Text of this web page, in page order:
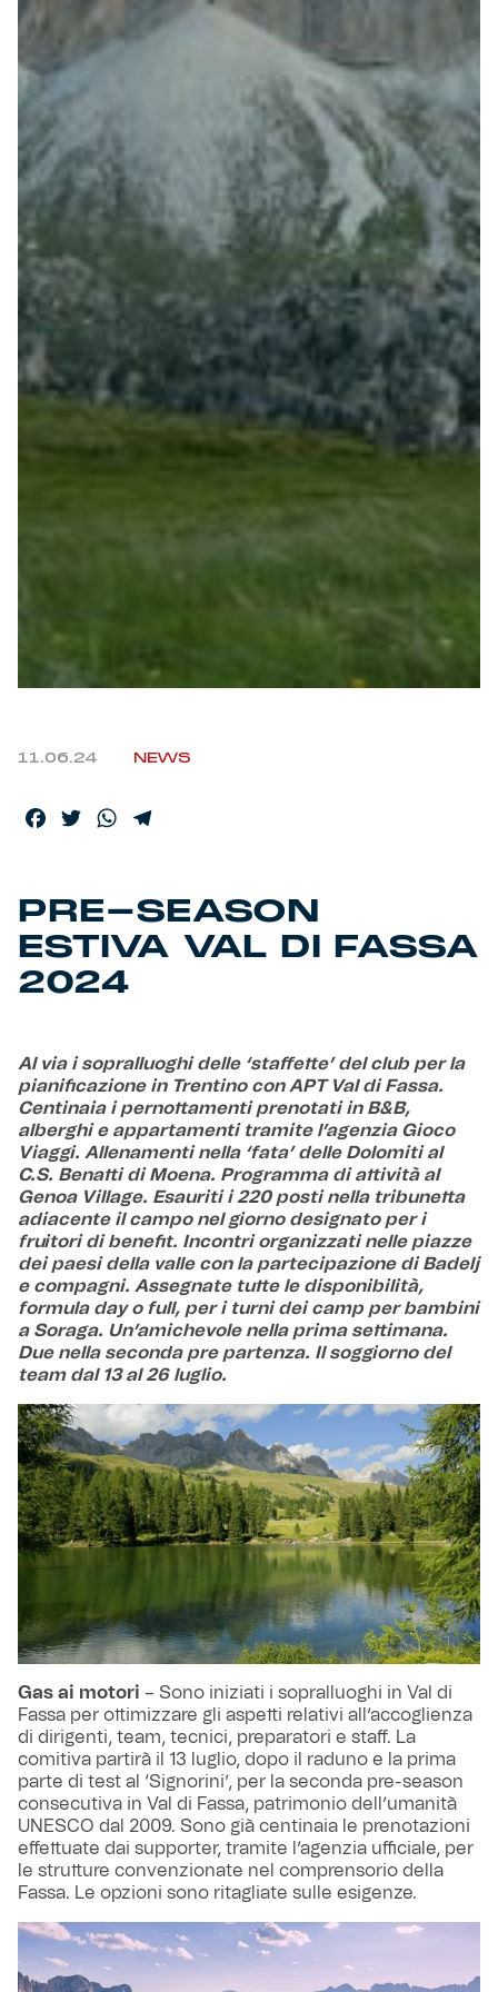
Robe di Kappa x Genoa
Vintage Collection
Red&Blue Voices
Kids
Accessori
Party
Gift Card Online Store
11.06.24 NEWS
Facebook
TwitterWhatsApp
PRE-SEASON
ESTIVA VAL DI FASSA
2024
Al via i sopralluoghi delle ‘staffette’ del club per la
pianificazione in Trentino con APT Val di Fassa.
Centinaia i pernottamenti prenotati in B&B,
alberghi e appartamenti tramite l’agenzia Gioco
Viaggi. Allenamenti nella ‘fata’ delle Dolomiti al
C.S. Benatti di Moena. Programma di attività al
Genoa Village. Esauriti i 220 posti nella tribunetta
adiacente il campo nel giorno designato per i
fruitori di benefit. Incontri organizzati nelle piazze
dei paesi della valle con la partecipazione di Badelj
e compagni. Assegnate tutte le disponibilità,
formula day o full, per i turni dei camp per bambini
a Soraga. Un’amichevole nella prima settimana.
Due nella seconda pre partenza. Il soggiorno del
team dal 13 al 26 luglio.
Gas ai motori – Sono iniziati i sopralluoghi in Val di
Fassa per ottimizzare gli aspetti relativi all’accoglienza
di dirigenti, team, tecnici, preparatori e staff. La
comitiva partirà il 13 luglio, dopo il raduno e la prima
parte di test al ‘Signorini’, per la seconda pre-season
consecutiva in Val di Fassa, patrimonio dell’umanità
UNESCO dal 2009. Sono già centinaia le prenotazioni
effettuate dai supporter, tramite l’agenzia ufficiale, per
le strutture convenzionate nel comprensorio della
Fassa. Le opzioni sono ritagliate sulle esigenze.